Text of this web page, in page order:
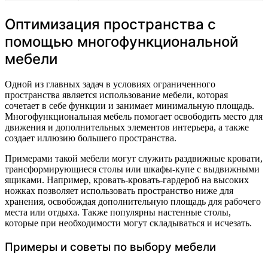
Оптимизация пространства с
помощью многофункциональной
мебели
Одной из главных задач в условиях ограниченного
пространства является использование мебели, которая
сочетает в себе функции и занимает минимальную площадь.
Многофункциональная мебель помогает освободить место для
движения и дополнительных элементов интерьера, а также
создает иллюзию большего пространства.
Примерами такой мебели могут служить раздвижные кровати,
трансформирующиеся столы или шкафы-купе с выдвижными
ящиками. Например, кровать-кровать-гардероб на высоких
ножках позволяет использовать пространство ниже для
хранения, освобождая дополнительную площадь для рабочего
места или отдыха. Также популярны настенные столы,
которые при необходимости могут складываться и исчезать.
Примеры и советы по выбору мебели